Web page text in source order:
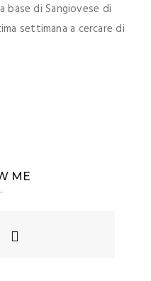
base di Sangiovese di
settimana a cercare di
ME